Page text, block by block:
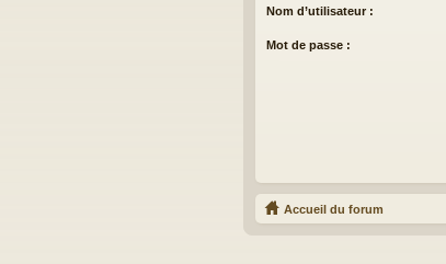
Nom d’utilisateur :
Mot de passe :
Accueil du forum